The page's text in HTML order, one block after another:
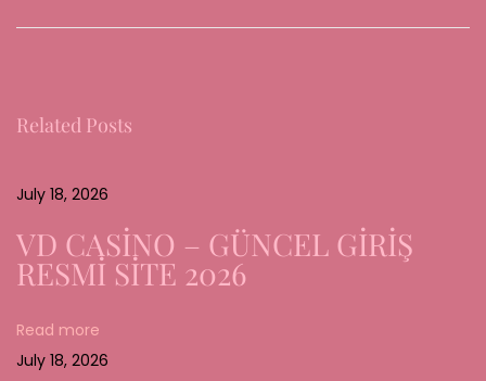
T
k
m
t
v
n
M
Related Posts
July 18, 2026
VD CASİNO – GÜNCEL GİRİŞ
RESMİ SİTE 2026
Read more
July 18, 2026